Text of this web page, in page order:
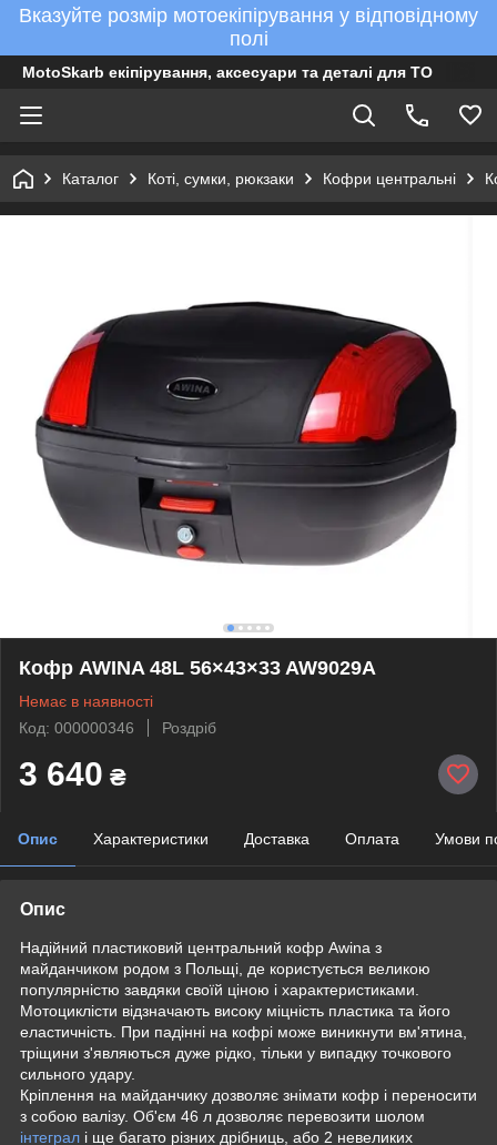
Вказуйте розмір мотоекіпірування у відповідному
полі
MotoSkarb екіпірування, аксесуари та деталі для ТО
Каталог Коті, сумки, рюкзаки Кофри центральні
Кофр AWINA 48L 56×43×33 AW9029A
Немає в наявності
Код: 000000346
Роздріб
3 640 ₴
Опис Характеристики Доставка Оплата Умови
Опис
Надійний пластиковий центральний кофр Awina з
майданчиком родом з Польщі, де користується великою
популярністю завдяки своїй ціною і характеристиками.
Мотоциклісти відзначають високу міцність пластика та його
еластичність. При падінні на кофрі може виникнути вм'ятина,
тріщини з'являються дуже рідко, тільки у випадку точкового
сильного удару.
Кріплення на майданчику дозволяє знімати кофр і переносити
з собою валізу. Об'єм 46 л дозволяє перевозити шолом
інтеграл і ще багато різних дрібниць, або 2 невеликих